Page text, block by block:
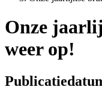
Onze
weer op!